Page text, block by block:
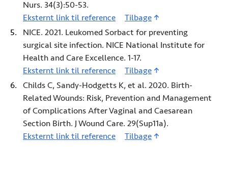
Nurs. 34(3):50-53.
Eksternt link til reference 4 (Åbner i ny fane)
Tilbage
NICE. 2021. Leukomed Sorbact for preventing
surgical site infection. NICE National Institute for
Health and Care Excellence. 1-17.
Eksternt link til reference 5 (Åbner i ny fane)
Tilbage
Childs C, Sandy-Hodgetts K, et al. 2020. Birth-
Related Wounds: Risk, Prevention and Management
of Complications After Vaginal and Caesarean
Section Birth. J Wound Care. 29(Sup11a).
Eksternt link til reference 6 (Åbner i ny fane)
Tilbage